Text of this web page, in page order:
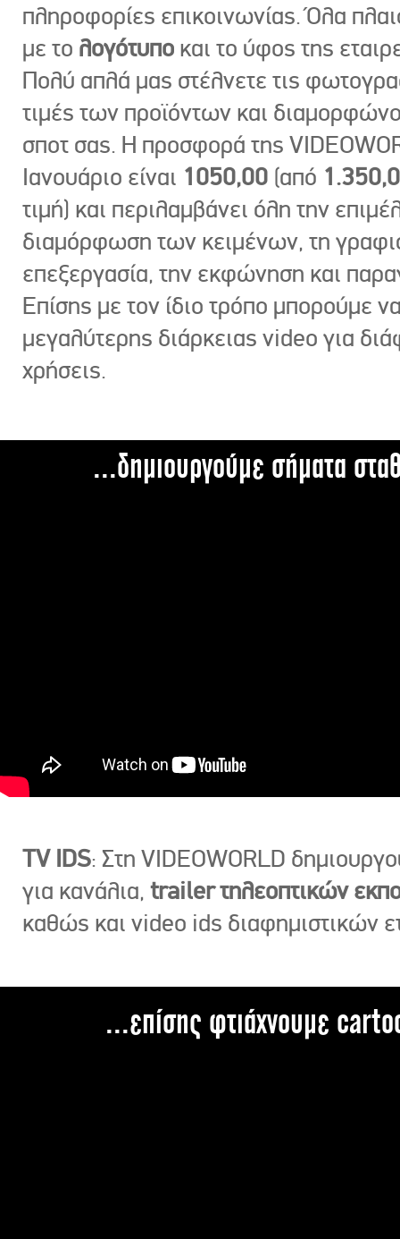
πληροφορίες επικοινωνίας. Όλα
με το λογότυπο και το ύφος της
Πολύ απλά μας στέλνετε τις
τιμές των προϊόντων και
σποτ σας. Η προσφορά της
Ιανουάριο είναι 1050,00 (από
τιμή) και περιλαμβάνει όλη την
διαμόρφωση των κειμένων, τη
επεξεργασία, την εκφώνηση και
Επίσης με τον ίδιο τρόπο μπορούμε
μεγαλύτερης διάρκειας video για
χρήσεις.
...δημιουργούμε σήματα
TV IDS: Στη VIDEOWORLD
για κανάλια, trailer τηλεοπτικών
καθώς και video ids διαφημιστικών
...επίσης φτιάχνουμε